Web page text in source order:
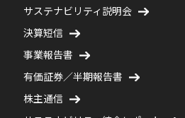
サステナビリティ説明会
決算短信
事業報告書
有価証券／半期報告書
株主通信